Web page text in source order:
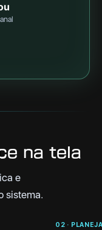
na tela
e
sistema.
02 ·